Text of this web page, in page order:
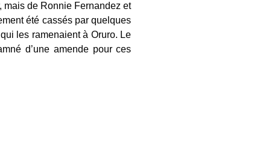
mais de Ronnie Fernandez et
été cassés par quelques
les ramenaient à Oruro. Le
d’une amende pour ces